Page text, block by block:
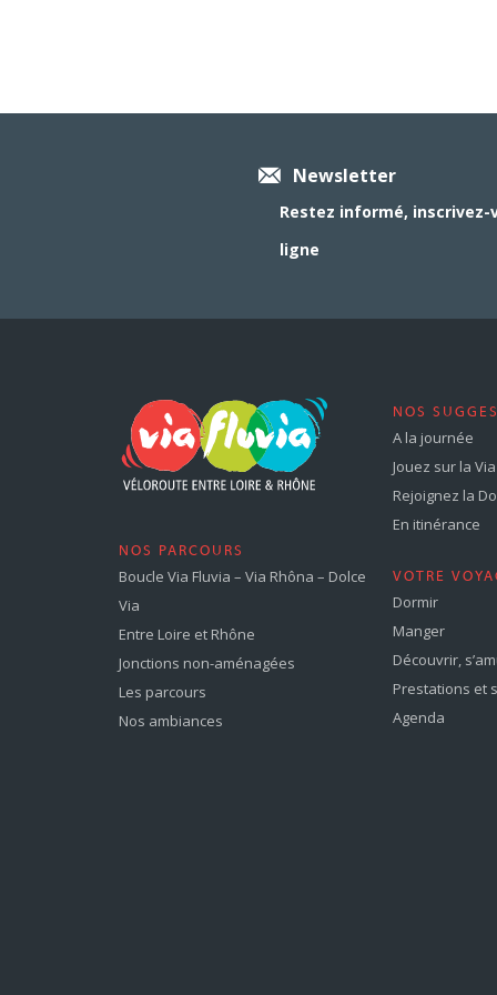
Newsletter
Restez informé,
ligne
NOS PARCOURS
Boucle Via Fluvia – Via Rhôna – Dolce
Via
Entre Loire et Rhône
Jonctions non-aménagées
Les parcours
Nos ambiances
NOS
A la journée
Jouez sur la
Rejoignez la
En itinérance
VOTRE
Dormir
Manger
Découvrir,
Prestations et
Agenda